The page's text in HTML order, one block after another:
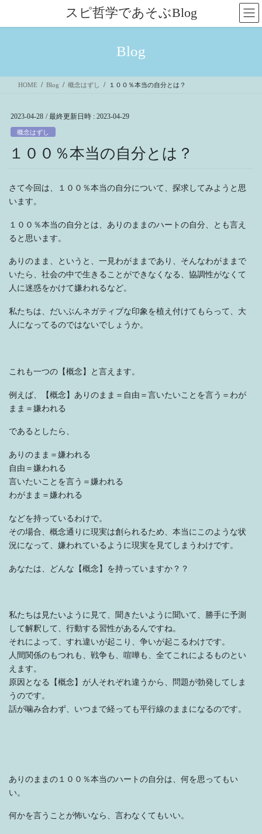
ス
ン
スピ哲学であそぶBlog
Blog
HOME Blog 概念はずし １００％本当の自分とは？
2023-04-28 / 最終更新日時 : 2023-04-29
概念はずし
１００％本当の自分とは？
さて今回は、１００％本当の自分について、探求してみようと思
います。
１００％本当の自分とは、ありのままのハートの自分、とも言え
ると思います。
ありのまま、というと、一見わがままであり、そんなわがままで
いたら、社会の中で生きることができなくなる、協調性がなくて
人に迷惑をかけて嫌われるなど。
私たちは、だいぶんネガティブな印象を植え付けてもらって、大
人になってるのではないでしょうか。
これも一つの【概念】と言えます。
例えば、【概念】ありのまま＝自由＝言いたいことを言う＝わが
まま＝嫌われる
であるとしたら、
ありのまま＝嫌われる
自由＝嫌われる
言いたいことを言う＝嫌われる
わがまま＝嫌われる
などを持っているわけで。
その場合、概念通りに現実は創られるため、本当にこのような状
況になって、嫌われているように現実を見てしまうわけです。
あなたは、どんな【概念】を持っていますか？？
私たちは見たいように見て、聞きたいように聞いて、勝手に予測
して解釈して、行動する習性があるんですね。
それによって、すれ違いが起こり、争いが起こるわけです。
人間関係のもつれも、戦争も、喧嘩も、全てこれによるものとい
えます。
原因となる【概念】が人それぞれ違うから、問題が勃発してしま
うのです。
話が噛み合わず、いつまで経っても平行線のままになるのです。
ありのままの１００％本当のハートの自分は、何を思ってもい
い。
何かを言うことが怖いなら、言わなくてもいい。